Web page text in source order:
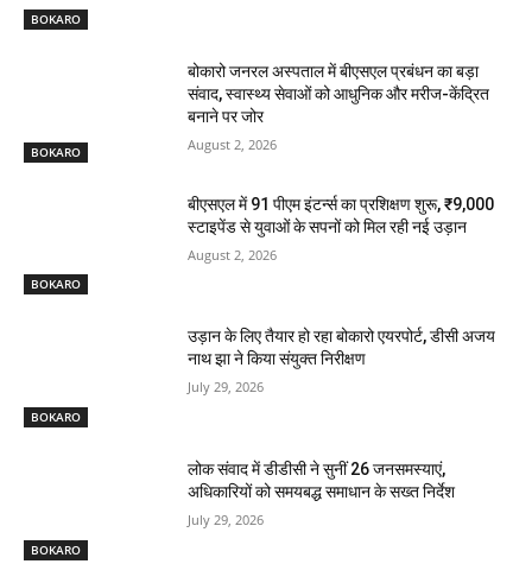
BOKARO
BOKARO
बोकारो जनरल अस्पताल में बीएसएल प्रबंधन का बड़ा
संवाद, स्वास्थ्य सेवाओं को आधुनिक और मरीज-केंद्रित
बनाने पर जोर
August 2, 2026
BOKARO
बीएसएल में 91 पीएम इंटर्न्स का प्रशिक्षण शुरू, ₹9,000
स्टाइपेंड से युवाओं के सपनों को मिल रही नई उड़ान
August 2, 2026
BOKARO
उड़ान के लिए तैयार हो रहा बोकारो एयरपोर्ट, डीसी अजय
नाथ झा ने किया संयुक्त निरीक्षण
July 29, 2026
BOKARO
लोक संवाद में डीडीसी ने सुनीं 26 जनसमस्याएं,
अधिकारियों को समयबद्ध समाधान के सख्त निर्देश
July 29, 2026